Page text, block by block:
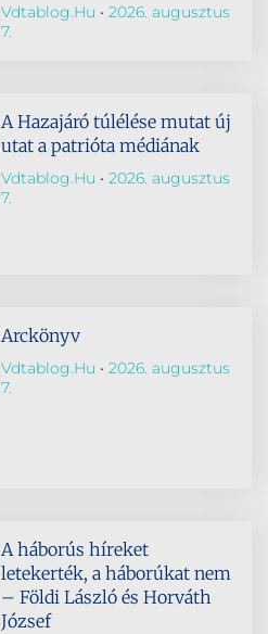
Vdtablog.hu
2026. augusztus
7.
A Hazajáró túlélése mutat új
utat a patrióta médiának
Vdtablog.hu
2026. augusztus
7.
Arckönyv
Vdtablog.hu
2026. augusztus
7.
A háborús híreket
letekerték, a háborúkat nem
– Földi László és Horváth
József